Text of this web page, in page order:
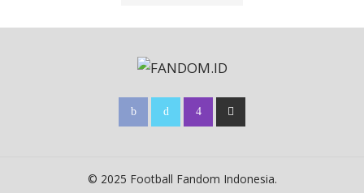
© 2025 Football Fandom Indonesia.